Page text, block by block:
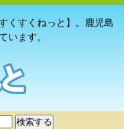
くすくねっと】。鹿児島
います。
検索する